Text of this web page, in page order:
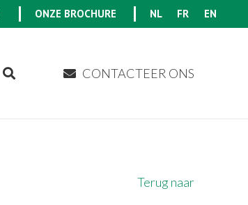
ONZE BROCHURE NL FR EN
CONTACTEER ONS
Terug naar